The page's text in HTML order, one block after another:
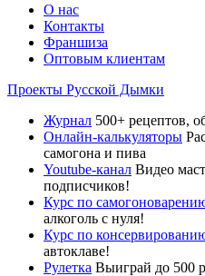
О нас
Контакты
Франшиза
Оптовым клиентам
Проекты Русской Дымки
Журнал 500+ рецептов,
Онлайн-калькуляторы
самогона и пива
Youtube-канал Видео
подписчиков!
Курс по
алкоголь с нуля!
Курс по
автоклаве!
Рулетка Выиграй до 500